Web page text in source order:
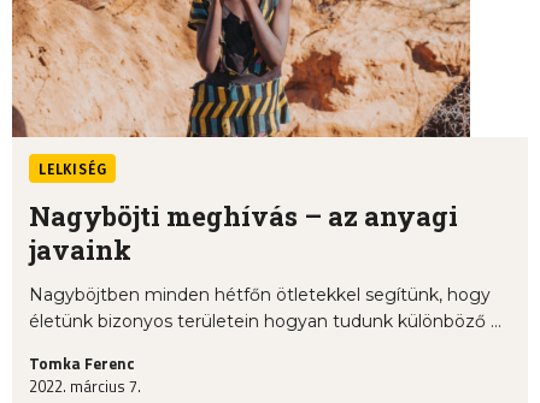
LELKISÉG
Nagyböjti meghívás – az anyagi
javaink
Nagyböjtben minden hétfőn ötletekkel segítünk, hogy
életünk bizonyos területein hogyan tudunk különböző ...
Tomka Ferenc
2022. március 7.